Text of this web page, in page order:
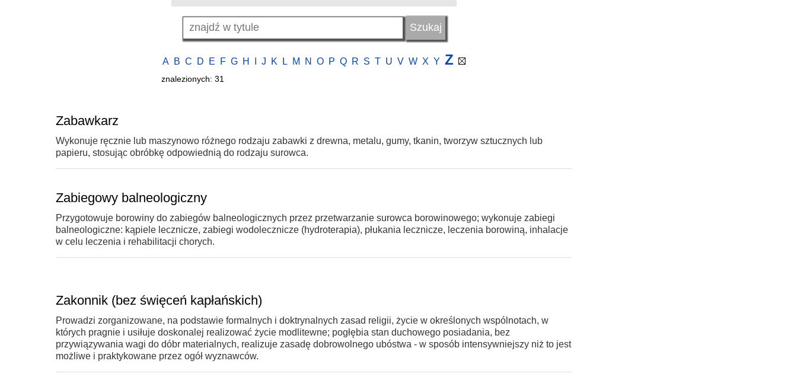
A B C D E F G H J K L M N O P Q R S T U V W X Y Z
znalezionych: 31
Zabawkarz
Wykonuje ręcznie lub maszynowo różnego rodzaju zabawki z drewna, metalu, gumy, tkanin, tworzyw sztucznych lub
papieru, stosując obróbkę odpowiednią do rodzaju surowca.
Zabiegowy balneologiczny
Przygotowuje borowiny do zabiegów balneologicznych przez przetwarzanie surowca borowinowego; wykonuje zabiegi
balneologiczne: kąpiele lecznicze, zabiegi wodolecznicze (hydroterapia), płukania lecznicze, leczenia borowiną, inhalacje
w celu leczenia i rehabilitacji chorych.
Zakonnik (bez święceń kapłańskich)
Prowadzi zorganizowane, na podstawie formalnych i doktrynalnych zasad religii, życie w określonych wspólnotach, w
których pragnie i usiłuje doskonalej realizować życie modlitewne; pogłębia stan duchowego posiadania, bez
przywiązywania wagi do dóbr materialnych, realizuje zasadę dobrowolnego ubóstwa - w sposób intensywniejszy niż to jest
możliwe i praktykowane przez ogół wyznawców.